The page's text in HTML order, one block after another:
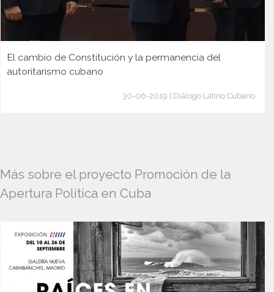
El cambio de Constitución y la permanencia del
autoritarismo cubano
30-06-2019 | Diálogo Latino Cubano
Más sobre el proyecto Promoción de la
Apertura Política en Cuba